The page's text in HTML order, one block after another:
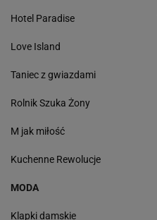
Hotel Paradise
Love Island
Taniec z gwiazdami
Rolnik Szuka Żony
M jak miłość
Kuchenne Rewolucje
MODA
Klapki damskie